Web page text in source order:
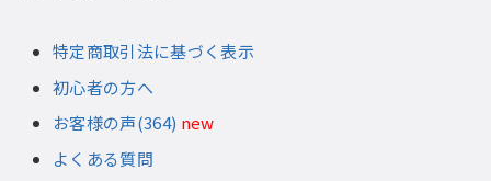
特定商取引法に基づく表示
初心者の方へ
お客様の声(364) new
よくある質問